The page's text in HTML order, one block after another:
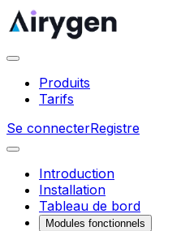
Produits
Tarifs
Se connecterRegistre
Introduction
Installation
Tableau de bord
Modules fonctionnels